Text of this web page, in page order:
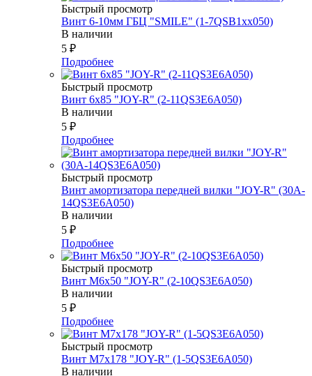
Быстрый просмотр
Винт 6-10мм ГБЦ "SMILE" (1-7QSB1xx050)
В наличии
5 ₽
Подробнее
Быстрый просмотр
Винт 6х85 "JOY-R" (2-11QS3E6A050)
В наличии
5 ₽
Подробнее
Быстрый просмотр
Винт амортизатора передней вилки "JOY-R" (30A-
14QS3E6A050)
В наличии
5 ₽
Подробнее
Быстрый просмотр
Винт М6х50 "JOY-R" (2-10QS3E6A050)
В наличии
5 ₽
Подробнее
Быстрый просмотр
Винт М7х178 "JOY-R" (1-5QS3E6A050)
В наличии